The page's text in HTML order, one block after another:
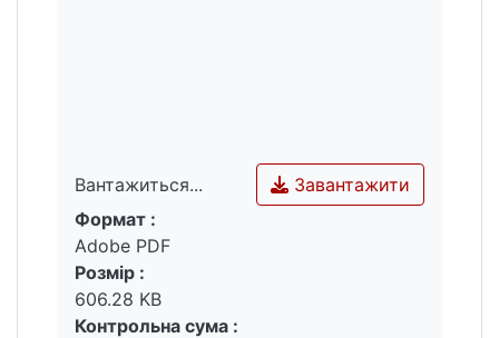
Вантажиться...
Вантажиться...
Завантажити
Формат :
Adobe PDF
Розмір :
606.28 KB
Контрольна сума :